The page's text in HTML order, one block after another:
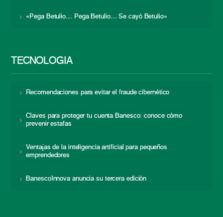
«Pega Betulio… Pega Betulio… Se cayó Betulio»
TECNOLOGÍA
Recomendaciones para evitar el fraude cibernético
Claves para proteger tu cuenta Banesco: conoce cómo
prevenir estafas
Ventajas de la inteligencia artificial para pequeños
emprendedores
BanescoInnova anuncia su tercera edición